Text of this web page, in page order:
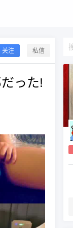
关注 私信
った!